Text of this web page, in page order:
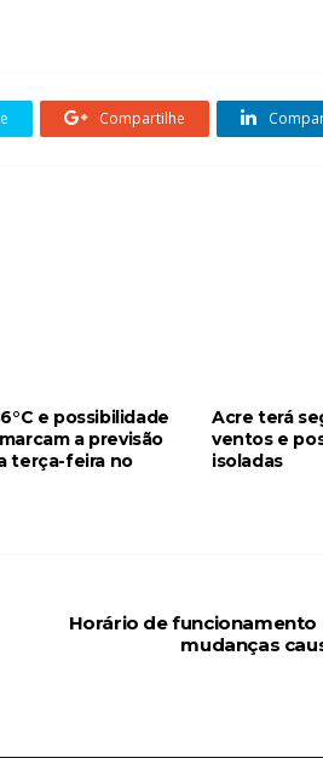
Compartilhe
e possibilidade
a previsão
terça-feira no
Acre terá
ventos e
isoladas
Horário de funcionamento
mudanças